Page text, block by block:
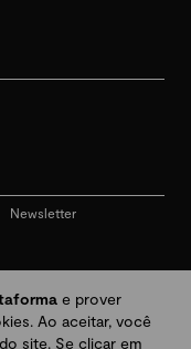
Newsletter
e prover
Ao aceitar, você
site. Se clicar em